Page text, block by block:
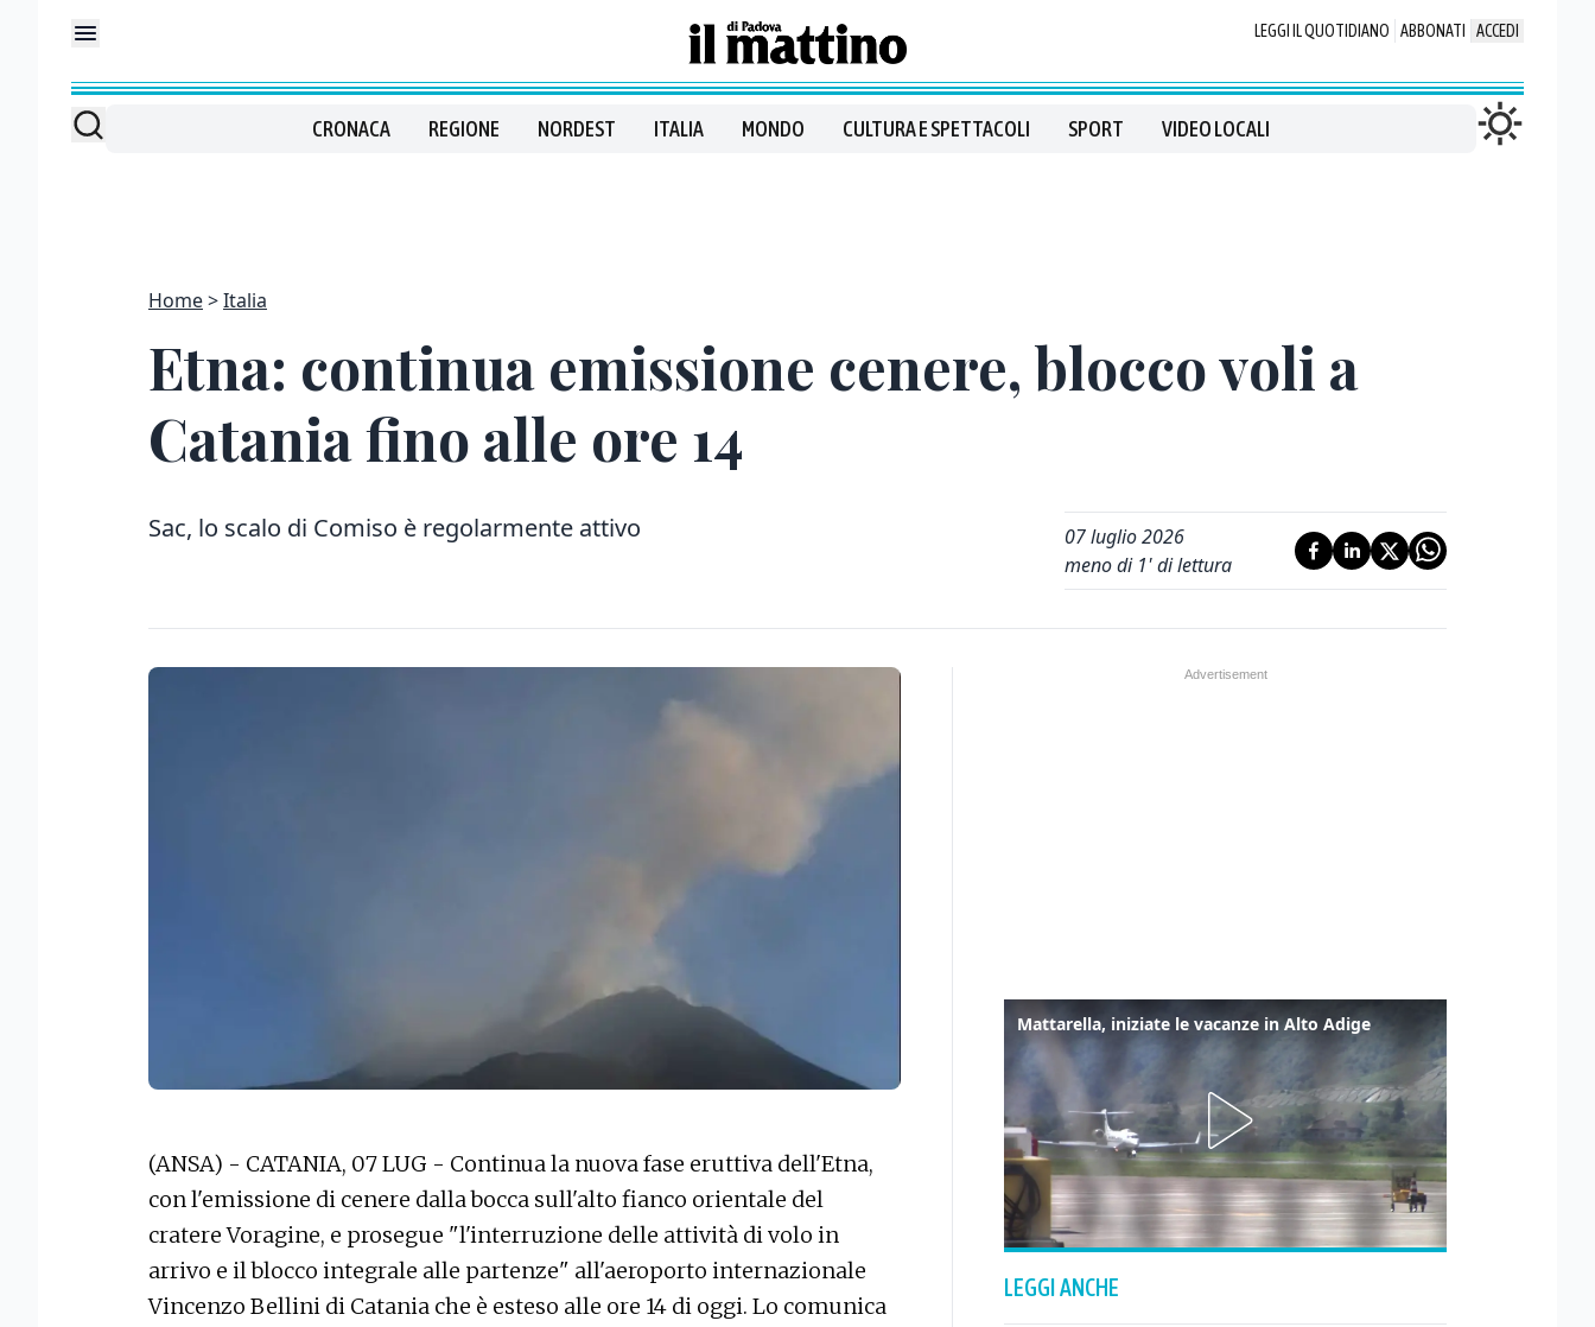
LEGGI IL QUOTIDIANO ABBONATI ACCEDI
CRONACA REGIONE NORDEST ITALIA MONDO CULTURA E SPETTACOLI SPORT VIDEO LOCALI
Home Italia
Etna: continua emissione cenere, blocco voli a
Catania fino alle ore 14
Sac, lo scalo di Comiso è regolarmente attivo
07 luglio 2026
meno di 1' di lettura
(ANSA) - CATANIA, 07 LUG - Continua la nuova fase eruttiva dell'Etna,
con l'emissione di cenere dalla bocca sull'alto fianco orientale del
cratere Voragine, e prosegue "l'interruzione delle attività di volo in
arrivo e il blocco integrale alle partenze" all'aeroporto internazionale
Vincenzo Bellini di Catania che è esteso alle ore 14 di oggi. Lo comunica
Mattarella, iniziate le vacanze in Alto Adige
LEGGI ANCHE